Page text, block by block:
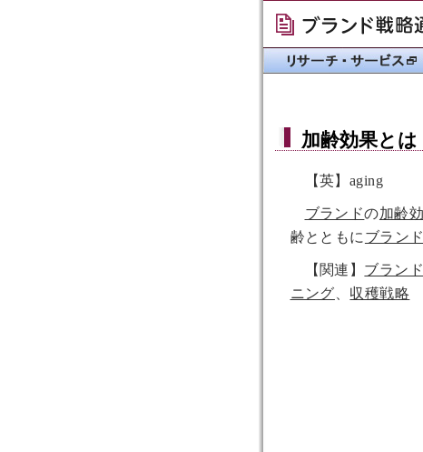
加齢効果とは
【英】aging
ブランドの加齢
齢とともに ブランド
【関連】 ブラン
ニング
収穫戦略